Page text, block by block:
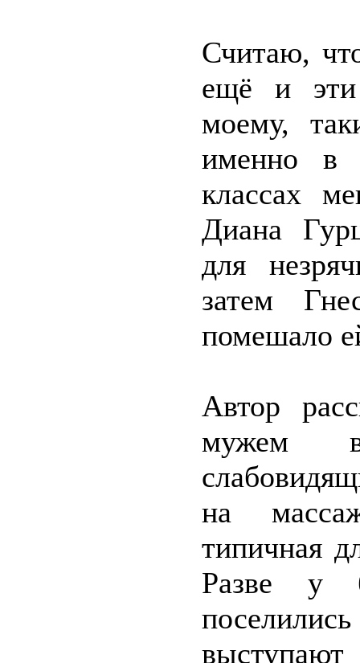
Считаю,
ещё и эти
моему,
именно в
классах
Диана
для
затем
помешало
Автор
мужем в
на
типичная
Разве у